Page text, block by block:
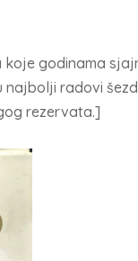
godinama
najbolji radovi
rezervata.]